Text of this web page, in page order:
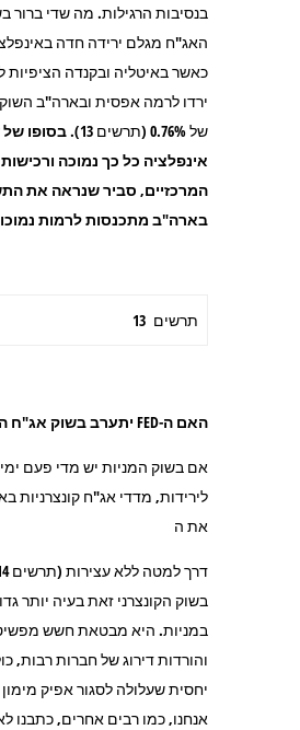
בנסיבות הרגילות. מה שדי ברור
האג"ח מגלם ירידה חדה
ירדו לרמה אפסית ובארה"ב
של 0.76% (תרשים 13).
בסופו
אינפלציה כל כך נמוכה
המרכזיים, סביר שנראה את
בארה"ב מתכנסות לרמות
תרשים 13
האם ה-FED יתערב בשוק אג"ח החברות?
אם בשוק המניות יש מדי פעם
לירידות, מדדי אג"ח קונצרניות
את ה
בשוק הקונצרני זאת בעיה יותר
במניות. היא מבטאת חשש
והורדות דירוג של חברות רבות,
יחסית שעלולה לסגור אפיק
אנחנו, כמו רבים אחרים, כתבנו